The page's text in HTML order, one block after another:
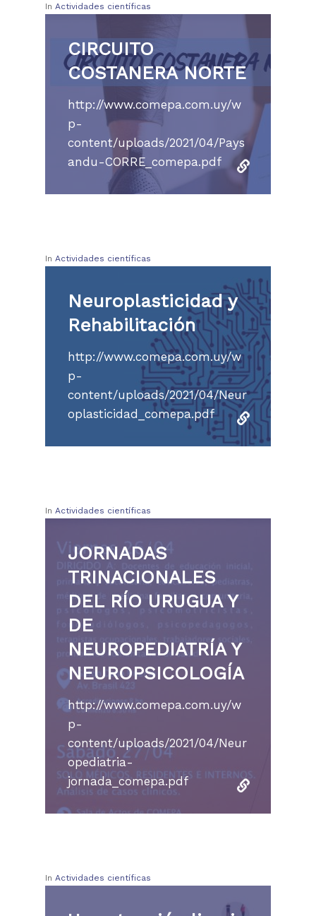
In Actividades científicas
CIRCUITO
COSTANERA NORTE
http://www.comepa.com.uy/w
p-
content/uploads/2021/04/Pays
andu-CORRE_comepa.pdf
In Actividades científicas
Neuroplasticidad y
Rehabilitación
http://www.comepa.com.uy/w
p-
content/uploads/2021/04/Neur
oplasticidad_comepa.pdf
In Actividades científicas
JORNADAS
TRINACIONALES
DEL RÍO URUGUA Y
DE
NEUROPEDIATRÍA Y
NEUROPSICOLOGÍA
http://www.comepa.com.uy/w
p-
content/uploads/2021/04/Neur
opediatria-
jornada_comepa.pdf
In Actividades científicas